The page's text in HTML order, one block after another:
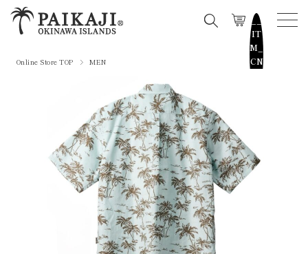
__
IT
M_
CN
Online Store TOP MEN